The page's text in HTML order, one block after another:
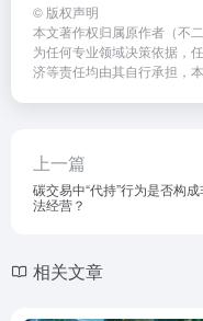
© 版权声明
本文著作权归属原作者（不
为任何专业领域决策依据，
济等责任均由其自行承担，
上一篇
碳交易中“代持”行为是否构
法经营？
相关文章